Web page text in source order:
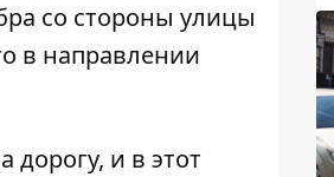
со стороны улицы
в направлении
и в этот